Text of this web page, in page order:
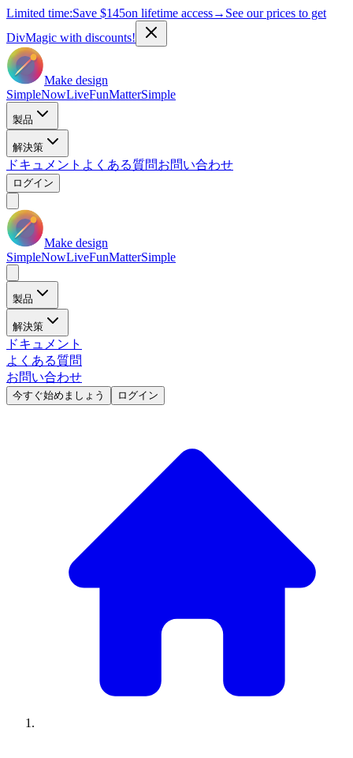
Limited time:Save $145on lifetime access→ See our prices to get
DivMagic with discounts!
Make design
SimpleNowLiveFunMatterSimple
製品
解決策
ドキュメント よくある質問お問い合わせ
ログイン
Make design
SimpleNowLiveFunMatterSimple
製品
解決策
ドキュメント
よくある質問
お問い合わせ
今すぐ始めましょう ログイン